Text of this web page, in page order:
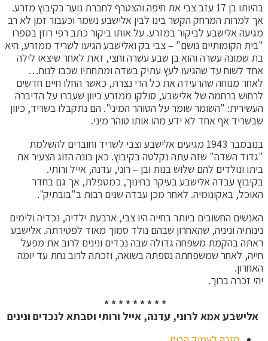
בהיותו בן 17 עזב צבי את חיפה והצטרף לחברת נוער בקיבוץ מזרע.
אך למרות המרחק הקשר בינו לבין אלישבע נשמר וכעבור זמן לא רב
מגיעה אלישבע לביקור במזרע. על אותו ביקור כתב רפי רוזן בספרו
"בית הקומותיים נושם" – צבי בק ואלישבע הגיעו לשריד ממזרע, היא
בת שמונה עשרה והוא בן שבע עשרה וחצי, זאת לאחר שיצאו לילה
אחד לשוח עד שהגיעו לעץ עתיק בשדה ומתחתיו שכבו לנוח…
לאחר מנוחה שהרעידה את כל הרי נצרת, כאשר החלו חיים חדשים
לרחוש ברחמה של אלישבע, סולקו ממזרע כיוון שעברו על הדיברה
העשירית: "השומר שומר על הטוהר המיני". הם נתקבלו בשריד, כיוון
שבשריד אף אחד לא ידע מהו אותו טוהר מיני.
בנובמבר 1943 מגיעים אלישבע וצבי לשריד וחוברים להשלמת
"גדוד השדה" שזה עתה נקלטה בקיבוץ. כאן בונה הזוג הצעיר את
ביתו ונולדים להם שלוש בנות ובן – רוני, עדנה, אייל ורותי.
בקיבוץ עבדה אלישבע בעיקר בחינוך, כמטפלת, אך גם בחדר
האוכל, באקונומיה. לאחר מכן עבדה שנים רבות ב"בובתיק".
האנשים החשובים ביותר בחייה היו צבי, ארבעת ילדיה, נכדיה ולימים
נינותיה וניניה, שהאחרון שבהם נולד סמוך מאוד לפטירתה. אלישבע
ראתה בהקמת משפחה גדולה שבה נכדים ונינים לרוב את מפעל
חייה, לאחר שמשפחתה נספתה בשואה, וזכתה לרוב נחת עד יומה
האחרון.
יהי זכרה ברוך.
* * * * * * * * *
אלישבע אמא לרוני, עדנה, אייל ורותי וסבתא לנכדים ונינים